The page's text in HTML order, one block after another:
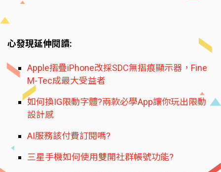
心發現延伸閱讀:
Apple摺疊iPhone改採SDC無摺痕顯示器，Fine
M-Tec成最大受益者
如何換IG限動字體?兩款必學App讓你玩出限動
設計感
AI服務該付費訂閱嗎?
三星手機如何使用雙開社群帳號功能?